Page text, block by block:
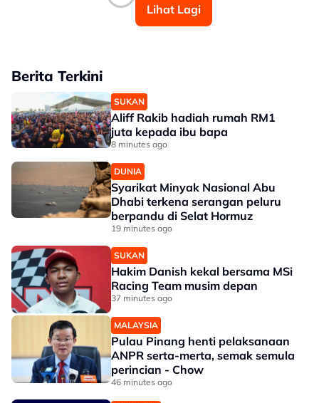
Lihat Lagi
Berita Terkini
SUKAN
Aliff Rakib hadiah rumah RM1
juta kepada ibu bapa
8 minutes ago
DUNIA
Syarikat Minyak Nasional Abu
Dhabi terkena serangan peluru
berpandu di Selat Hormuz
19 minutes ago
SUKAN
Hakim Danish kekal bersama MSi
Racing Team musim depan
37 minutes ago
MALAYSIA
Pulau Pinang henti pelaksanaan
ANPR serta-merta, semak semula
perincian - Chow
46 minutes ago